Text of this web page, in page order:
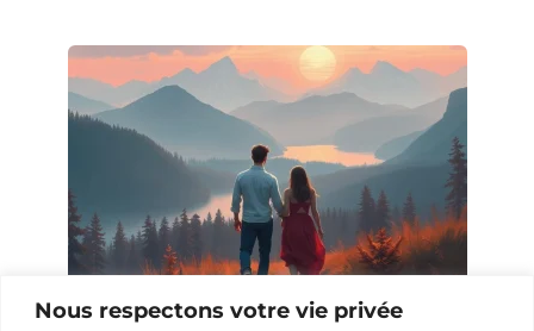
Nous respectons votre vie privée